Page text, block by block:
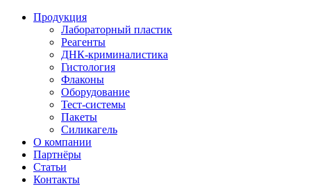
Продукция
Лабораторный пластик
Реагенты
ДНК-криминалистика
Гистология
Флаконы
Оборудование
Тест-системы
Пакеты
Силикагель
О компании
Партнёры
Статьи
Контакты